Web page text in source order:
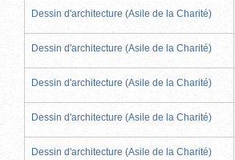
Dessin d'architecture (Asile de la Charité)
Dessin d'architecture (Asile de la Charité)
Dessin d'architecture (Asile de la Charité)
Dessin d'architecture (Asile de la Charité)
Dessin d'architecture (Asile de la Charité)